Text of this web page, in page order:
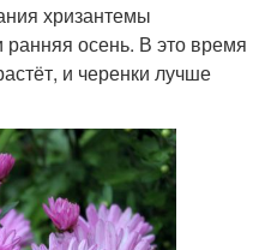
хризантемы
осень. В это время
и черенки лучше